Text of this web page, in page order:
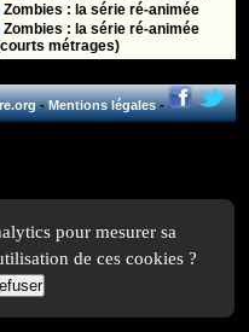
Zombies : la série ré-animée
Zombies : la série ré-animée
métrages)
-Mentions légales-
pour mesurer sa
de ces cookies ?